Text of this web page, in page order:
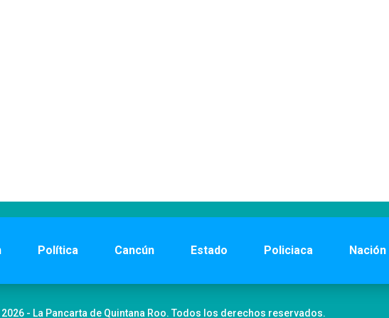
Política Cancún Estado Policiaca Nación
- La Pancarta de Quintana Roo. Todos los derechos reservados.